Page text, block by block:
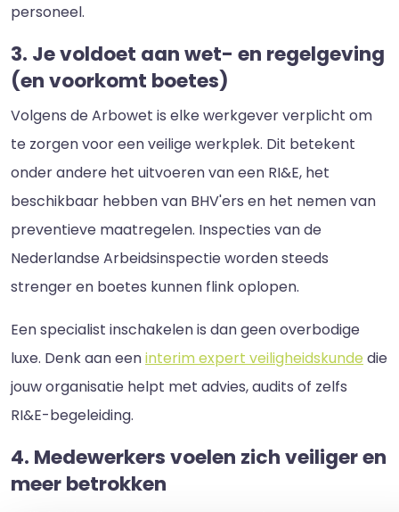
personeel.
3. Je voldoet aan wet- en regelgeving
(en voorkomt boetes)
Volgens de Arbowet is elke werkgever verplicht om
te zorgen voor een veilige werkplek. Dit betekent
onder andere het uitvoeren van een RI&E, het
beschikbaar hebben van BHV'ers en het nemen van
preventieve maatregelen. Inspecties van de
Nederlandse Arbeidsinspectie worden steeds
strenger en boetes kunnen flink oplopen.
Een specialist inschakelen is dan geen overbodige
luxe. Denk aan eeninterim expert veiligheidskunde die
jouw organisatie helpt met advies, audits of zelfs
RI&E-begeleiding.
4. Medewerkers voelen zich veiliger en
meer betrokken